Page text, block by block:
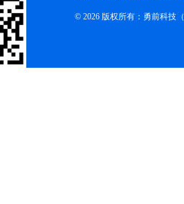
© 2026 版权所有：勇前科技